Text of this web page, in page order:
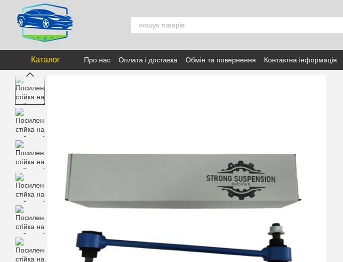
Перейти к основному контенту
Каталог Про нас Оплата і доставка Обмін та повернення Контактна інформація